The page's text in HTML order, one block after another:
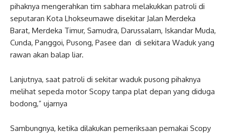
pihaknya mengerahkan tim sabhara melakukkan patroli di
seputaran Kota Lhokseumawe disekitar Jalan Merdeka
Barat, Merdeka Timur, Samudra, Darussalam, Iskandar Muda,
Cunda, Panggoi, Pusong, Pasee dan di sekitara Waduk yang
rawan akan balap liar.
Lanjutnya, saat patroli di sekitar waduk pusong pihaknya
melihat sepeda motor Scopy tanpa plat depan yang diduga
bodong,” ujarnya
Sambungnya, ketika dilakukan pemeriksaan pemakai Scopy